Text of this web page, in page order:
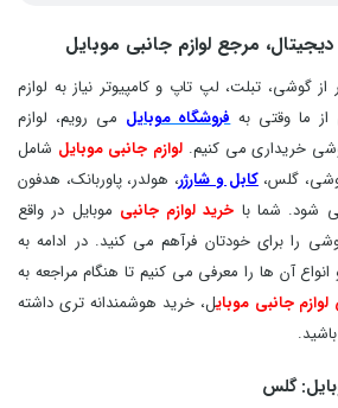
مرجع لوازم جانبی موبایل
از گوشی، تبلت، لپ تاپ و کامپیوتر نیاز به لوازم
از ما وقتی بهفروشگاه موبایل می رویم، لوازم
خریداری می کنیم. لوازم جانبی موبایل شامل
گلس،کابل و شارژر، هولدر، پاوربانک، هدفون
شما با خرید لوازم جانبی موبایل در واقع
را برای خودتان فرآهم می کنید. در ادامه به
آن ها را معرفی می کنیم تا هنگام مراجعه به
جانبی موبایل، خرید هوشمندانه تری داشته
گلس